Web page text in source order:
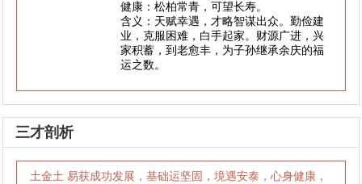
健康：松柏常青，可望长寿。
含义：天赋幸遇，才略智谋出众。勤俭建
业，克服困难，白手起家。财源广进，兴
家积蓄，到老愈丰，为子孙继承余庆的福
运之数。
三才剖析
土金土 易获成功发展，基础运坚固，境遇安泰，心身健康，